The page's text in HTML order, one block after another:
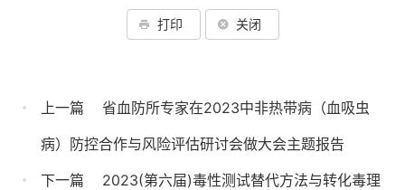
打印 关闭
上一篇
省血防所专家在2023中非热带病（血吸虫
病）防控合作与风险评估研讨会做大会主题报告
下一篇
2023(第六届)毒性测试替代方法与转化毒理